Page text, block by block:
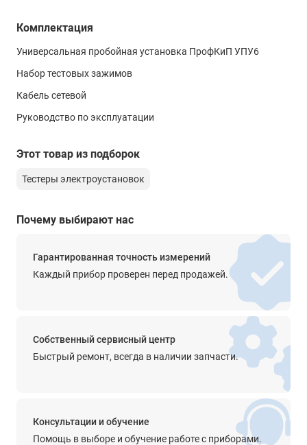
искажение формы сигнала
≤5%
время испытания
100 ВА
20 мА
2 мА, 20 мА
пульсации
0.0 с … 999 С
Вольтметр
точность
±(5% + 5 знач.)
Комплектация
Универсальная пробойная установка ПрофКиП УПУ6
Набор тестовых зажимов
Кабель сетевой
Руководство по эксплуатации
Этот товар из подборок
Тестеры электроустановок
Почему выбирают нас
Гарантированная точность измерений
Каждый прибор проверен перед продажей.
Собственный сервисный центр
Быстрый ремонт, всегда в наличии запчасти.
Консультации и обучение
Помощь в выборе и обучение работе с приборами.